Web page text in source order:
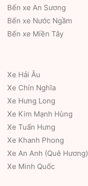
Bến xe An Sương
Bến xe Nước Ngầm
Bến xe Miền Tây
Xe Hải Âu
Xe Chín Nghĩa
Xe Hưng Long
Xe Kim Mạnh Hùng
Xe Tuấn Hưng
Xe Khanh Phong
Xe An Anh (Quê Hương)
Xe Minh Quốc